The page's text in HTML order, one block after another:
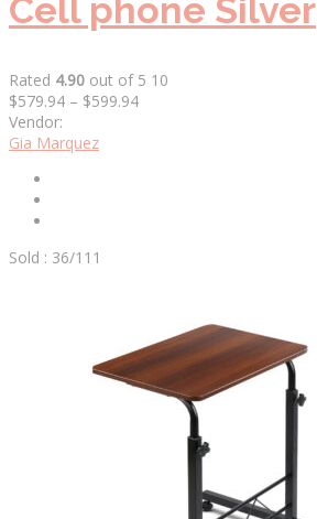
Cell phone Silver
Rated 4.90 out of 5 10
$579.94 – $599.94
Vendor:
Gia Marquez
Sold : 36/111